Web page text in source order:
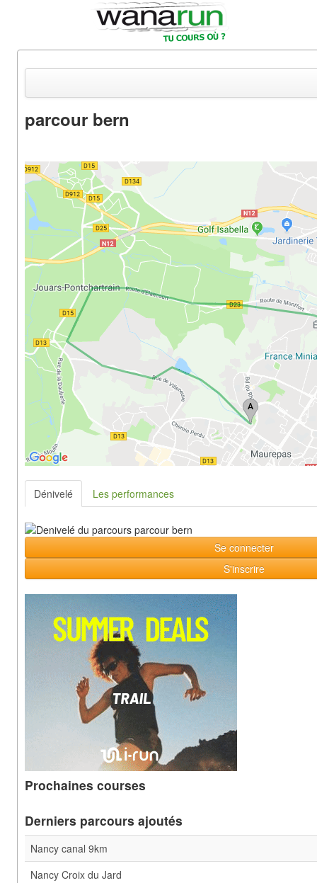
Equipements & Tests
Parcours & Courses
Outils & Réseaux
parcour bern
Dénivelé Les performances
Se connecter
S'inscrire
Prochaines courses
Derniers parcours ajoutés
Nancy canal 9km
Nancy Croix du Jard